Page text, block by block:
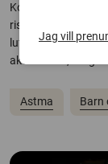
Kontinuerlig
risken för måttlig
luftvägsallergi.
akut astma, enligt
Astma Barn
Jag vill